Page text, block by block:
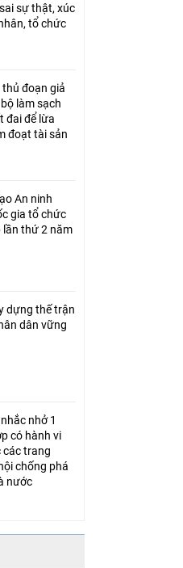
sự thật, xúc
tổ chức
thủ đoạn giả
làm sạch
đai để lừa
đoạt tài sản
An ninh
gia tổ chức
lần thứ 2 năm
dựng thế trận
dân vững
nhở 1
có hành vi
trang
chống phá
nước